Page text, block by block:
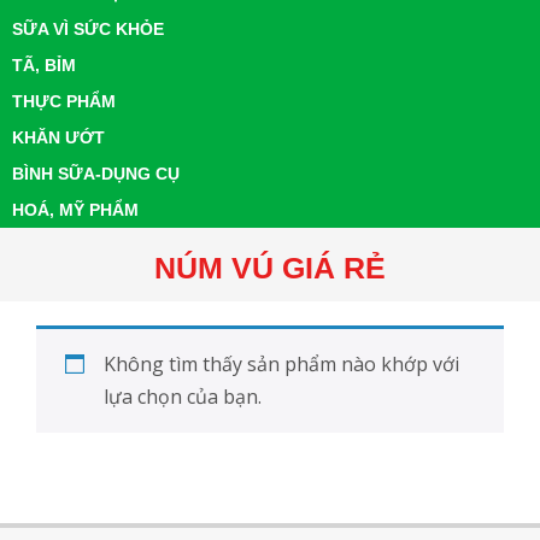
SỮA VÌ SỨC KHỎE
TÃ, BỈM
THỰC PHẨM
KHĂN ƯỚT
BÌNH SỮA-DỤNG CỤ
HOÁ, MỸ PHẨM
NÚM VÚ GIÁ RẺ
Không tìm thấy sản phẩm nào khớp với
lựa chọn của bạn.